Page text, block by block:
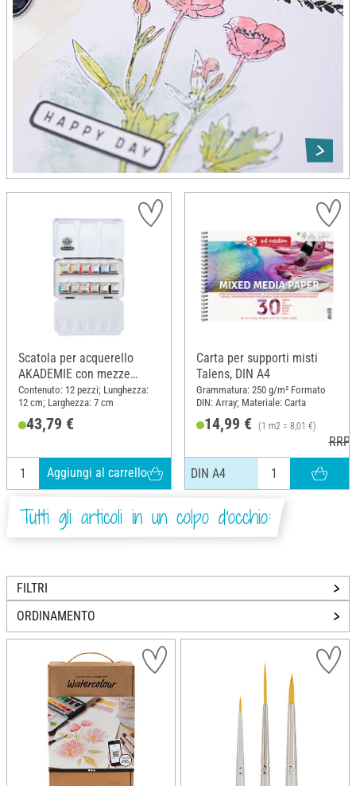
Scatola per acquerello
AKADEMIE con mezze
teglie
Contenuto: 12 pezzi; Lunghezza:
12 cm; Larghezza: 7 cm
43,79 €
Aggiungi al carrello
Carta per supporti misti
Talens, DIN A4
Grammatura: 250 g/m² Formato
DIN: Array; Materiale: Carta
14,99 € (1 m2 = 8,01 €)
RRP
DIN A4
Tutti gli articoli in un colpo d'occhio:
FILTRI
ORDINAMENTO